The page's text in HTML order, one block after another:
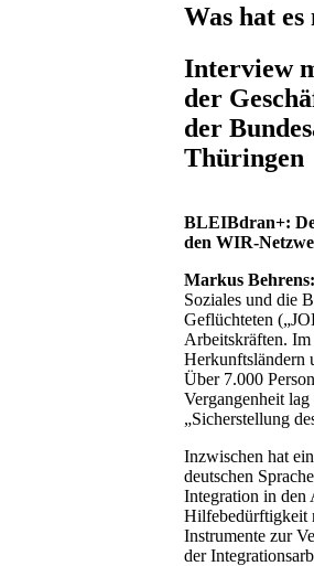
Was hat
Interview
der
der
Thüringen
BLEIBdran+:
den WIR-
Markus Behrens:
Soziales und die
Geflüchteten
Arbeitskräften. Im
Herkunftsländern
Über 7.000
Vergangenheit
„Sicherstellung
Inzwischen hat
deutschen
Integration in den
Hilfebedürftigkeit
Instrumente zur
der